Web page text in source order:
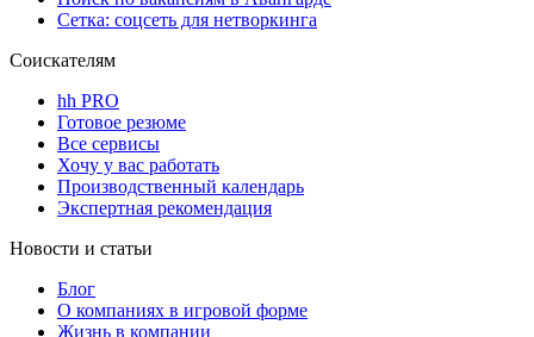
Сетка: соцсеть для нетворкинга
Соискателям
hh PRO
Готовое резюме
Все сервисы
Хочу у вас работать
Производственный календарь
Экспертная рекомендация
Новости и статьи
Блог
О компаниях в игровой форме
Жизнь в компании